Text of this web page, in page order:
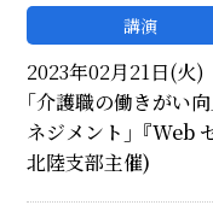
講演
2023年02月21日(火)
｢介護職の働きがい
ネジメント｣『Web
北陸支部主催)